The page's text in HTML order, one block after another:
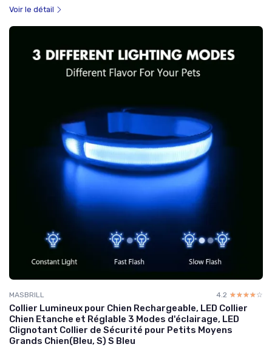
Voir le détail
MASBRILL 4.2 ☆☆☆☆☆
★★★★★
Collier Lumineux pour Chien Rechargeable, LED Collier
Chien Etanche et Réglable 3 Modes d'éclairage, LED
Clignotant Collier de Sécurité pour Petits Moyens
Grands Chien(Bleu, S) S Bleu